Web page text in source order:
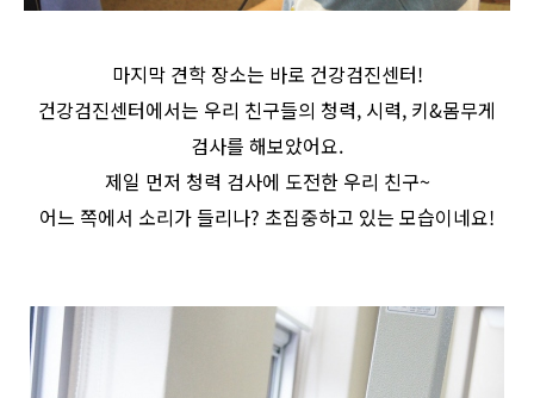
마지막 견학 장소는 바로 건강검진센터!
건강검진센터에서는 우리 친구들의 청력, 시력, 키&몸무게
검사를 해보았어요.
제일 먼저 청력 검사에 도전한 우리 친구~
어느 쪽에서 소리가 들리나? 초집중하고 있는 모습이네요!